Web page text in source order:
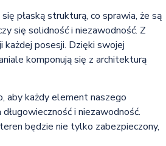
płaską strukturą, co sprawia, że są
się solidność i niezawodność. Z
posesji. Dzięki swojej
komponują się z architekturą
aby każdy element naszego
i niezawodność.
będzie nie tylko zabezpieczony,